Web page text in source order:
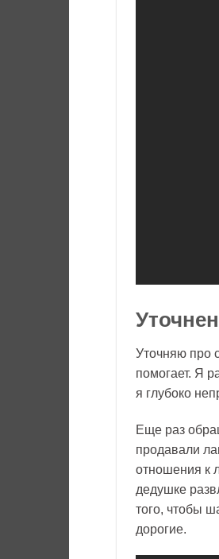
Уточняю про
помогает. Я
я глубоко
Еще раз
продавали
отношения к
дедушке
того, чтобы
дорогие.